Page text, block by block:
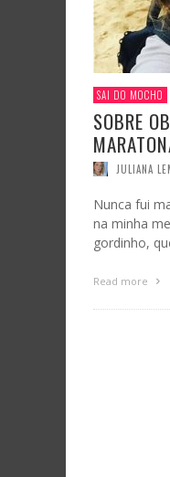
SAI DO MOCHO
SOBRE
JULIANA
Nunca fui
na minha
gordinho,
Read more